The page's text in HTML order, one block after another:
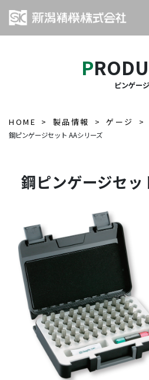
ピンゲージ
HOME 製品情報 ゲージ
鋼ピンゲージセット AAシリーズ
鋼ピンゲージセッ